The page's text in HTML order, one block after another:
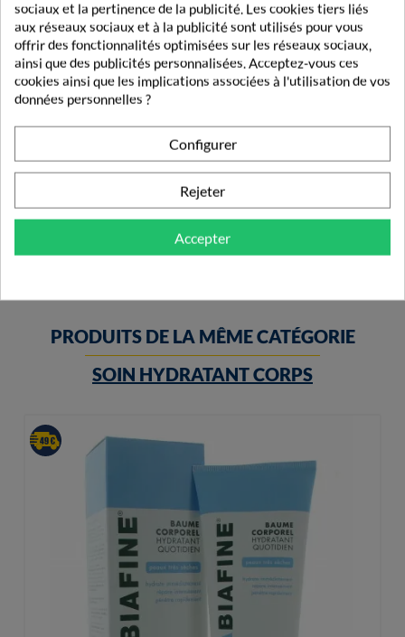
Magné Control Magnésium Marin 60 Comprimés
9,99 €
PRODUITS DE LA MÊME CATÉGORIE
SOIN HYDRATANT CORPS
sociaux et la pertinence de la publicité. Les cookies tiers liés
aux réseaux sociaux et à la publicité sont utilisés pour vous
offrir des fonctionnalités optimisées sur les réseaux sociaux,
ainsi que des publicités personnalisées. Acceptez-vous ces
cookies ainsi que les implications associées à l'utilisation de vos
données personnelles ?
Configurer
Rejeter
Accepter